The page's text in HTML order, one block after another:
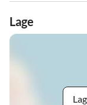
Lage